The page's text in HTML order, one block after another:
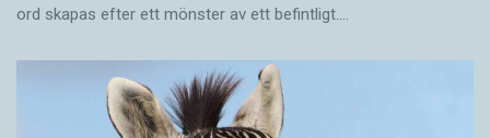
ord skapas efter ett mönster av ett befintligt.…